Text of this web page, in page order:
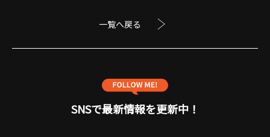
一覧へ戻る
SNSで最新情報を更新中！